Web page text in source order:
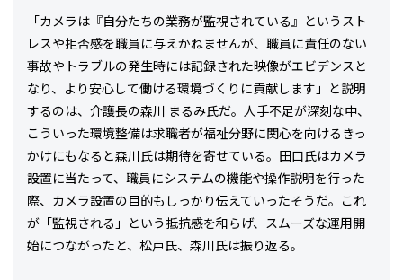
「カメラは『自分たちの業務が監視されている』というスト
レスや拒否感を職員に与えかねませんが、職員に責任のない
事故やトラブルの発生時には記録された映像がエビデンスと
なり、より安心して働ける環境づくりに貢献します」と説明
するのは、介護長の森川 まるみ氏だ。人手不足が深刻な中、
こういった環境整備は求職者が福祉分野に関心を向けるきっ
かけにもなると森川氏は期待を寄せている。田口氏はカメラ
設置に当たって、職員にシステムの機能や操作説明を行った
際、カメラ設置の目的もしっかり伝えていったそうだ。これ
が「監視される」という抵抗感を和らげ、スムーズな運用開
始につながったと、松戸氏、森川氏は振り返る。